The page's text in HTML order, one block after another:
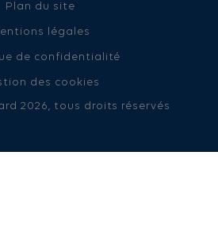
2026, tous droits réservés
Plan du site
légales
de confidentialité
des cookies